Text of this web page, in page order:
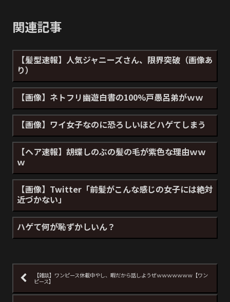
関連記事
【髪型速報】人気ジャニーズさん、限界突破（画像あ
り）
【画像】ネトフリ幽遊白書の100%戸愚呂弟がｗｗ
【画像】ワイ女子なのに恐ろしいほどハゲてしまう
【ヘア速報】胡蝶しのぶの髪の毛が紫色な理由ｗｗ
ｗ
【画像】Twitter「前髪がこんな感じの女子には絶対
近づかない」
ハゲて何が恥ずかしいん？
【雑談】ワンピース休載中やし、暇だから話しようぜｗｗｗｗｗｗｗ【ワン
ピース】